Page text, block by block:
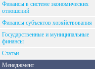
Финансы в системе экономических
отношений
Финансы субъектов хозяйствования
Государственные и муниципальные
финансы
Статьи
Менеджмент